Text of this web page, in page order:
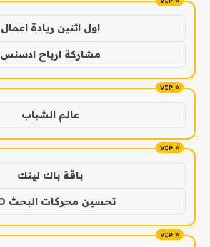
اول اثنين ريادة اعمال
مشاركة ارباح ادسنس
عالم الشباب
باقة باك لينك
تحسين محركات البحث SEO